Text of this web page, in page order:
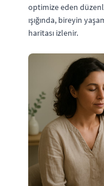
optimize eden
ışığında, bireyin
haritası izlenir.